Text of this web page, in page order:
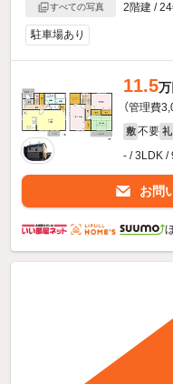
すべての写真
2階建 /
駐車場あり
11.5万
（管理費
敷 不要 礼
- / 3LDK /
お問